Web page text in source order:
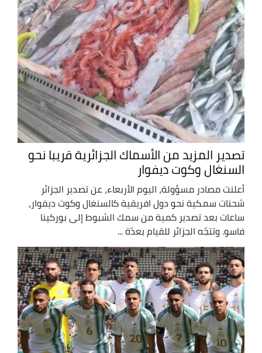
تصدير المزيد من الأسماك الجزائرية قريبا نحو
السنغال وكوت ديفوار
أعلنت مصادر مسؤولة، اليوم الأربعاء، عن تصدير الجزائر
شحنات سمكية نحو دول افريقية كالسنغال وكوت ديفوار،
ساعات بعد تصدير كمية من سمك الشبوط إلى بوركينا
فاسو. وتتجّه الجزائر للقيام بعدّة ...